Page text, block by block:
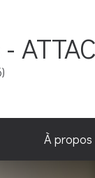
À propos